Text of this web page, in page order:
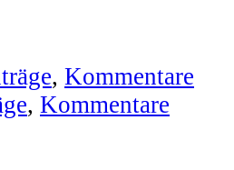
, Kommentare
, Kommentare